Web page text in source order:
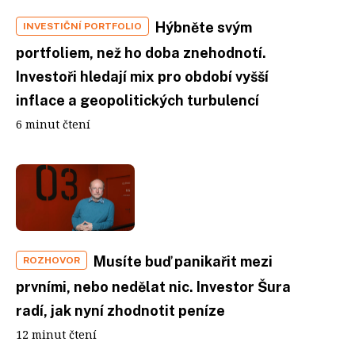
INVESTIČNÍ PORTFOLIO
Hýbněte svým
portfoliem, než ho doba znehodnotí.
Investoři hledají mix pro období vyšší
inflace a geopolitických turbulencí
6 minut čtení
ROZHOVOR
Musíte buď panikařit mezi
prvními, nebo nedělat nic. Investor Šura
radí, jak nyní zhodnotit peníze
12 minut čtení